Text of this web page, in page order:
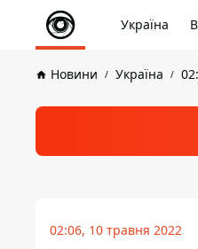
Україна
Новини Україна
02:06, 10 травня 2022